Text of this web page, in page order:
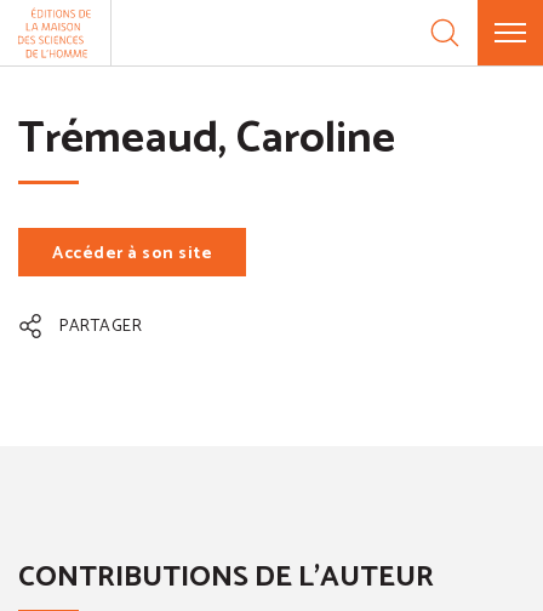
Aller au contenu
Trémeaud, Caroline
Accéder à son site
PARTAGER
CONTRIBUTIONS DE L'AUTEUR
Panneau de gestion des cookies